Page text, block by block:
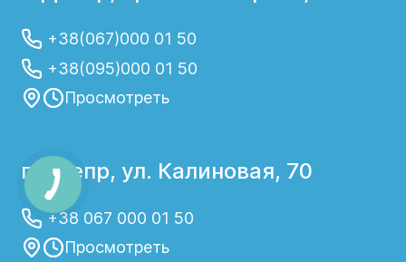
+38(067)000 01 50
+38(095)000 01 50
Просмотреть
г. Днепр, ул. Калиновая, 70
+38 067 000 01 50
Просмотреть